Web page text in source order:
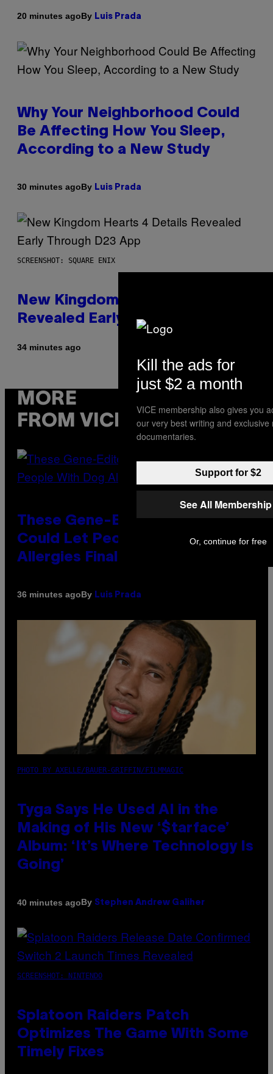
20 minutes agoBy Luis Prada
Why Your Neighborhood Could
Be Affecting How You Sleep,
According to a New Study
30 minutes agoBy Luis Prada
SCREENSHOT: SQUARE ENIX
New Kingdom Hearts 4 Details
Revealed Early Through D23 App
34 minutes ago
MORE
FROM VICE
These Gene-Edited Beagles
Could Let People With Dog
Allergies Finally Own Pets
36 minutes agoBy Luis Prada
PHOTO BY AXELLE/BAUER-GRIFFIN/FILMMAGIC
Tyga Says He Used AI in the
Making of His New ‘$tarface’
Album: ‘It’s Where Technology Is
Going’
40 minutes agoBy Stephen Andrew Galiher
SCREENSHOT: NINTENDO
Splatoon Raiders Patch
Optimizes The Game With Some
Timely Fixes
Kill the ads for
just $2 a month
VICE membership also gives you
our very best writing and exclusive
documentaries.
Support for $2
See All
Or, continue for free